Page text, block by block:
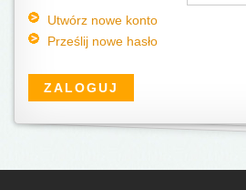
Utwórz nowe konto
Prześlij nowe hasło